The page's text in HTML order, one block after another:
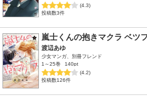
(4.3)
投稿数3件
嵐士くんの抱きマクラ ベツ
渡辺あゆ
少女マンガ、別冊フレンド
1～25巻
140pt
(4.2)
投稿数126件